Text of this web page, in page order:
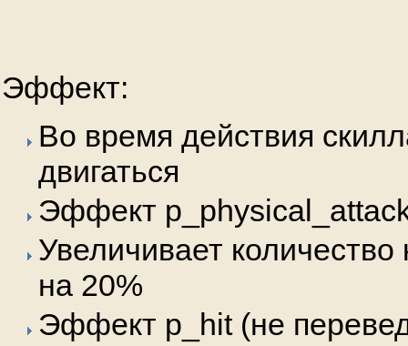
Эффект:
Во время действия
двигаться
Эффект
Увеличивает количество
на 20%
Эффект p_hit (не